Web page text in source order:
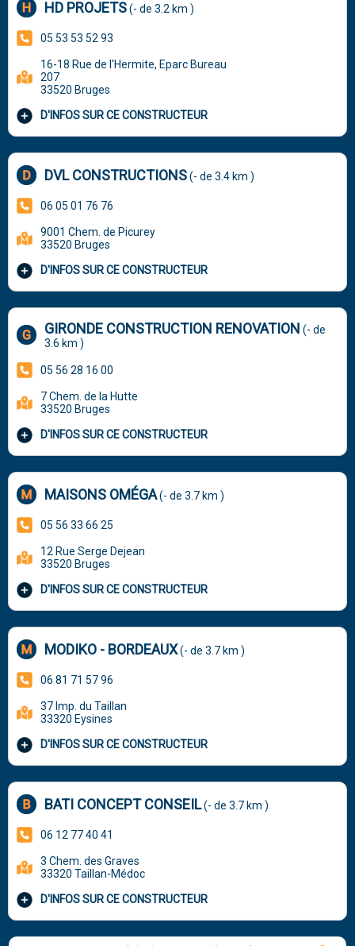
HD PROJETS(- de 3.2 km )
05 53 53 52 93
16-18 Rue de l'Hermite, Eparc Bureau
207
33520 Bruges
D'INFOS SUR CE CONSTRUCTEUR
DVL CONSTRUCTIONS(- de 3.4 km )
06 05 01 76 76
9001 Chem. de Picurey
33520 Bruges
D'INFOS SUR CE CONSTRUCTEUR
GIRONDE CONSTRUCTION RENOVATION (- de
3.6 km )
05 56 28 16 00
7 Chem. de la Hutte
33520 Bruges
D'INFOS SUR CE CONSTRUCTEUR
MAISONS OMÉGA(- de 3.7 km )
05 56 33 66 25
12 Rue Serge Dejean
33520 Bruges
D'INFOS SUR CE CONSTRUCTEUR
MODIKO - BORDEAUX(- de 3.7 km )
06 81 71 57 96
37 Imp. du Taillan
33320 Eysines
D'INFOS SUR CE CONSTRUCTEUR
BATI CONCEPT CONSEIL(- de 3.7 km )
06 12 77 40 41
3 Chem. des Graves
33320 Taillan-Médoc
D'INFOS SUR CE CONSTRUCTEUR